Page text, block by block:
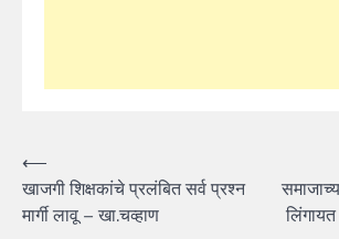
Post
navigation
⟵
खाजगी शिक्षकांचे प्रलंबित सर्व प्रश्न
मार्गी लावू – खा.चव्हाण